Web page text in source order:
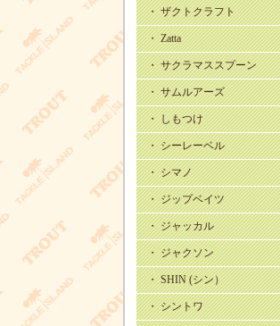
・ ザクトクラフト
・ Zatta
・ サクラマススプーン
・ サムルアーズ
・ しもつけ
・ シーレーベル
・ シマノ
・ ジップベイツ
・ ジャッカル
・ ジャクソン
・ SHIN (シン）
・ シントワ